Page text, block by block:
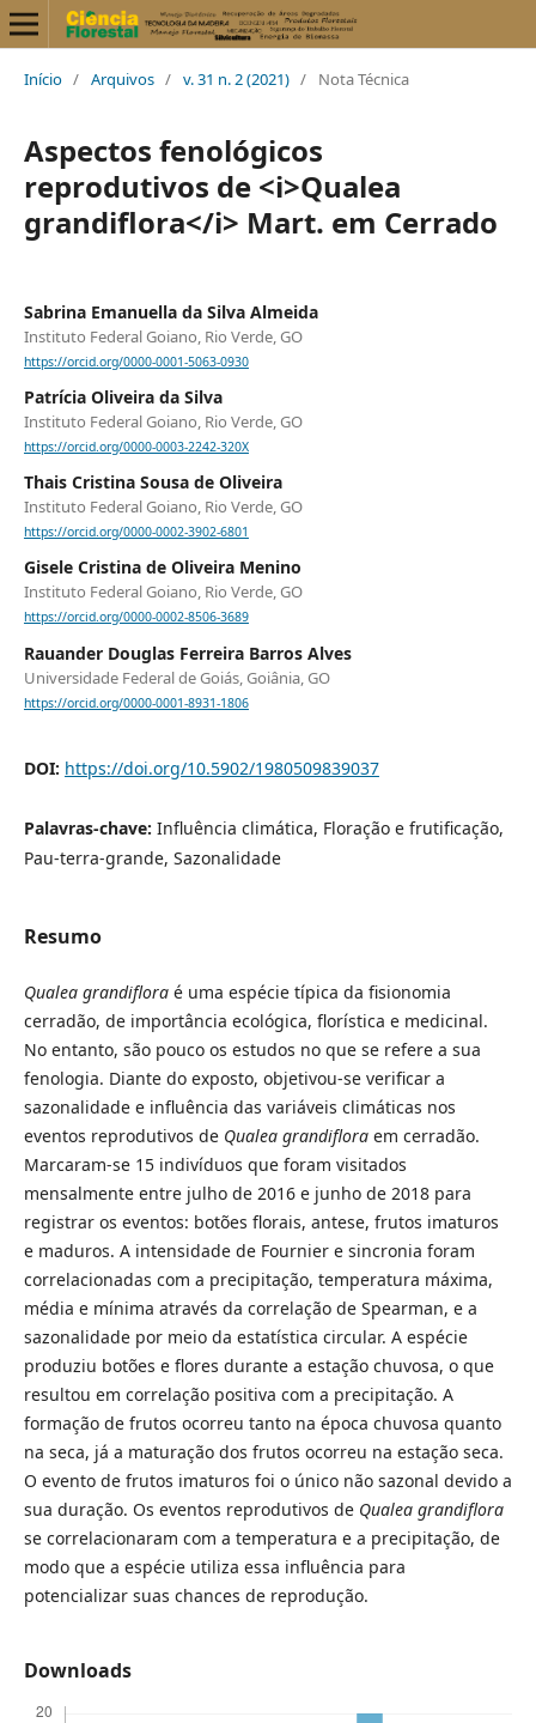
Início / Arquivos / v. 31 n. 2 (2021) / Nota Técnica
Aspectos fenológicos
reprodutivos de <i>Qualea
grandiflora</i> Mart. em Cerrado
Sabrina Emanuella da Silva Almeida
Instituto Federal Goiano, Rio Verde, GO
https://orcid.org/0000-0001-5063-0930
Patrícia Oliveira da Silva
Instituto Federal Goiano, Rio Verde, GO
https://orcid.org/0000-0003-2242-320X
Thais Cristina Sousa de Oliveira
Instituto Federal Goiano, Rio Verde, GO
https://orcid.org/0000-0002-3902-6801
Gisele Cristina de Oliveira Menino
Instituto Federal Goiano, Rio Verde, GO
https://orcid.org/0000-0002-8506-3689
Rauander Douglas Ferreira Barros Alves
Universidade Federal de Goiás, Goiânia, GO
https://orcid.org/0000-0001-8931-1806
DOI: https://doi.org/10.5902/1980509839037
Palavras-chave: Influência climática, Floração e frutificação,
Pau-terra-grande, Sazonalidade
Resumo
Qualea grandifloraé uma espécie típica da fisionomia
cerradão, de importância ecológica, florística e medicinal.
No entanto, são pouco os estudos no que se refere a sua
fenologia. Diante do exposto, objetivou-se verificar a
sazonalidade e influência das variáveis climáticas nos
eventos reprodutivos de Qualea grandifloraem cerradão.
Marcaram-se 15 indivíduos que foram visitados
mensalmente entre julho de 2016 e junho de 2018 para
registrar os eventos: botões florais, antese, frutos imaturos
e maduros. A intensidade de Fournier e sincronia foram
correlacionadas com a precipitação, temperatura máxima,
média e mínima através da correlação de Spearman, e a
sazonalidade por meio da estatística circular. A espécie
produziu botões e flores durante a estação chuvosa, o que
resultou em correlação positiva com a precipitação. A
formação de frutos ocorreu tanto na época chuvosa quanto
na seca, já a maturação dos frutos ocorreu na estação seca.
O evento de frutos imaturos foi o único não sazonal devido a
sua duração. Os eventos reprodutivos de Qualea grandiflora
se correlacionaram com a temperatura e a precipitação, de
modo que a espécie utiliza essa influência para
potencializar suas chances de reprodução.
Downloads